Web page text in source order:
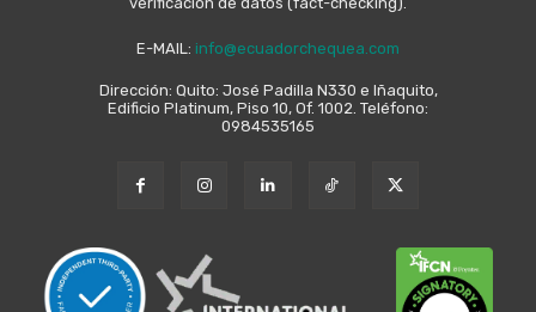
E-MAIL: info@ecuadorchequea.com
Dirección: Quito: José Padilla N330 e Iñaquito,
Edificio Platinum, Piso 10, Of. 1002. Teléfono:
0984535165